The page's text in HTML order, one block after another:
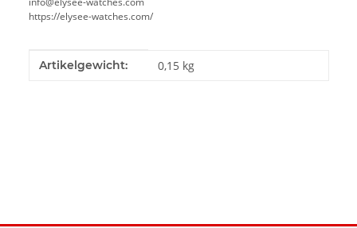
https://elysee-watches.com/
Produkteigenschaft
Wert
Artikelgewicht: 0,15 kg